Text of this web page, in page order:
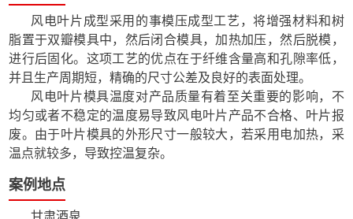
风电叶片成型采用的事模压成型工艺，将增强材料和树
脂置于双瓣模具中，然后闭合模具，加热加压，然后脱模，
进行后固化。这项工艺的优点在于纤维含量高和孔隙率低，
并且生产周期短，精确的尺寸公差及良好的表面处理。
风电叶片模具温度对产品质量有着至关重要的影响，不
均匀或者不稳定的温度易导致风电叶片产品不合格、叶片报
废。由于叶片模具的外形尺寸一般较大，若采用电加热，采
温点就较多，导致控温复杂。
案例地点